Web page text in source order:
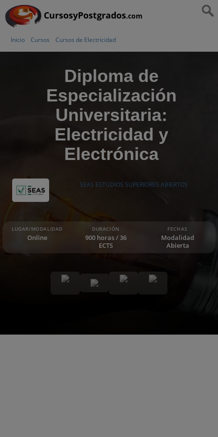
CursosyPostgrados.com
Inicio Cursos Cursos de Electricidad
Diploma de
Especialización
Universitaria:
Electricidad y
Electrónica
SEAS ESTUDIOS SUPERIORES ABIERTOS
LUGAR/MODALIDAD
Online
DURACIÓN
900 horas / 36
ECTS
FECHAS
Modalidad
Abierta